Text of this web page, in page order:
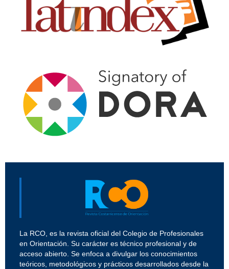
La RCO, es la revista oficial del Colegio de Profesionales
en Orientación. Su carácter es técnico profesional y de
acceso abierto. Se enfoca a divulgar los conocimientos
teóricos, metodológicos y prácticos desarrollados desde la